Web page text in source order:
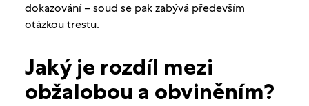
dokazování – soud se pak zabývá především
otázkou trestu.
Jaký je rozdíl mezi
obžalobou a obviněním?